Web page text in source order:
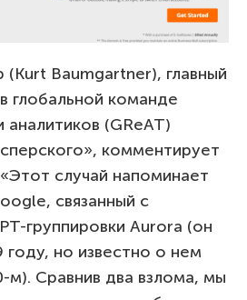
(Kurt Baumgartner), главный
глобальной команде
(GReAT)
комментирует
случай напоминает
связанный с
группировки Aurora (он
но известно о нем
м). Сравнив два взлома, мы